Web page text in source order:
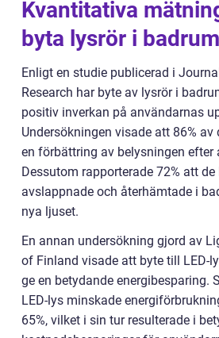
Kvantitativa
byta lysrör i
Enligt en studie publicerad i
Research har byte av lysrör i
positiv inverkan på användarnas
Undersökningen visade att 86%
en förbättring av belysningen efter
Dessutom rapporterade 72% att
avslappnade och återhämtade i
nya ljuset.
En annan undersökning gjord av
of Finland visade att byte till LED-
ge en betydande energibesparing.
LED-lys minskade
65%, vilket i sin tur resulterade i